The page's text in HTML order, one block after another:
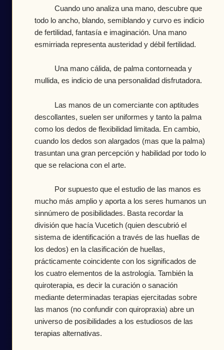
Cuando uno analiza una mano, descubre que
todo lo ancho, blando, semiblando y curvo es indicio
de fertilidad, fantasía e imaginación. Una mano
esmirriada representa austeridad y débil fertilidad.
Una mano cálida, de palma contorneada y
mullida, es indicio de una personalidad disfrutadora.
Las manos de un comerciante con aptitudes
descollantes, suelen ser uniformes y tanto la palma
como los dedos de flexibilidad limitada. En cambio,
cuando los dedos son alargados (mas que la palma)
trasuntan una gran percepción y habilidad por todo lo
que se relaciona con el arte.
Por supuesto que el estudio de las manos es
mucho más amplio y aporta a los seres humanos un
sinnúmero de posibilidades. Basta recordar la
división que hacía Vucetich (quien descubrió el
sistema de identificación a través de las huellas de
los dedos) en la clasificación de huellas,
prácticamente coincidente con los significados de
los cuatro elementos de la astrología. También la
quiroterapia, es decir la curación o sanación
mediante determinadas terapias ejercitadas sobre
las manos (no confundir con quiropraxia) abre un
universo de posibilidades a los estudiosos de las
terapias alternativas.